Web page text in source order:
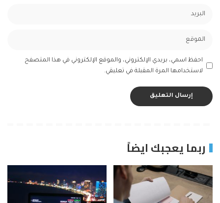
احفظ اسمي، بريدي الإلكتروني، والموقع الإلكتروني في هذا المتصفح
لاستخدامها المرة المقبلة في تعليقي.
ربما يعجبك ايضاً